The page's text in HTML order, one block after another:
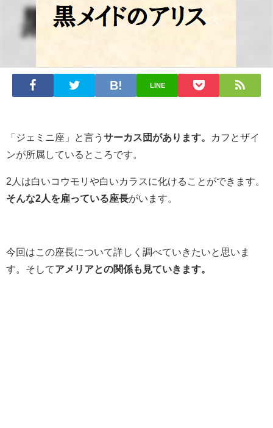
LINE
「ジェミニ座」と言う サーカス団があります。
カフとザイ
ンが所属しているところです。
2人は白いコウモリや白いカラスに化けることができます。
そんな2人を雇っている座長がいます。
今回はこの座長について詳しく調べていきたいと思いま
す。そしてアメリアとの関係も見ていきます。